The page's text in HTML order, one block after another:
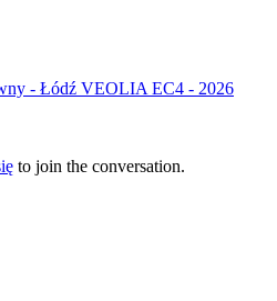
- Łódź VEOLIA EC4 - 2026
to join the conversation.